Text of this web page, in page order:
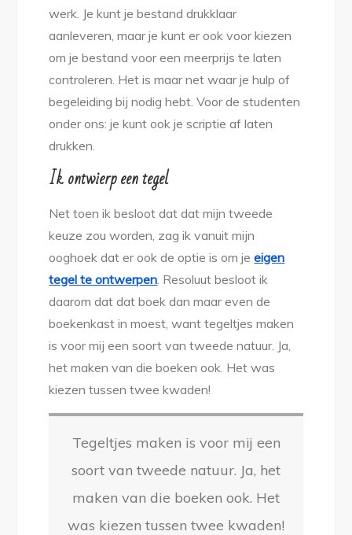
werk. Je kunt je bestand drukklaar
aanleveren, maar je kunt er ook voor kiezen
om je bestand voor een meerprijs te laten
controleren. Het is maar net waar je hulp of
begeleiding bij nodig hebt. Voor de studenten
onder ons: je kunt ook je scriptie af laten
drukken.
Ik ontwierp een tegel
Net toen ik besloot dat dat mijn tweede
keuze zou worden, zag ik vanuit mijn
ooghoek dat er ook de optie is om jeeigen
tegel te ontwerpen. Resoluut besloot ik
daarom dat dat boek dan maar even de
boekenkast in moest, want tegeltjes maken
is voor mij een soort van tweede natuur. Ja,
het maken van die boeken ook. Het was
kiezen tussen twee kwaden!
Tegeltjes maken is voor mij een
soort van tweede natuur. Ja, het
maken van die boeken ook. Het
was kiezen tussen twee kwaden!